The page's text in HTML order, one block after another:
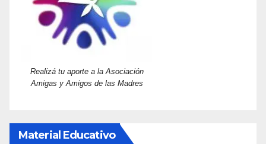
Realizá tu aporte a la Asociación
Amigas y Amigos de las Madres
Material Educativo